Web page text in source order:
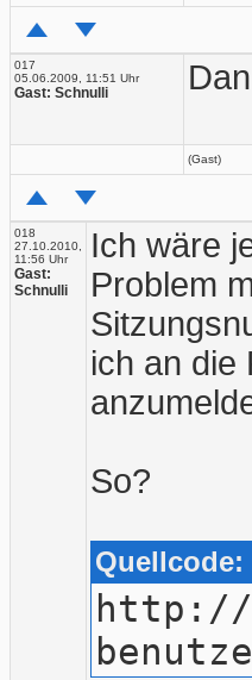
017
05.06.2009, 11:51 Uhr
Gast: Schnulli
(Gast)
018
27.10.2010,
11:56 Uhr
Gast:
Schnulli
Ich wäre
Problem
ich an die
So?
Quellcode:
http://